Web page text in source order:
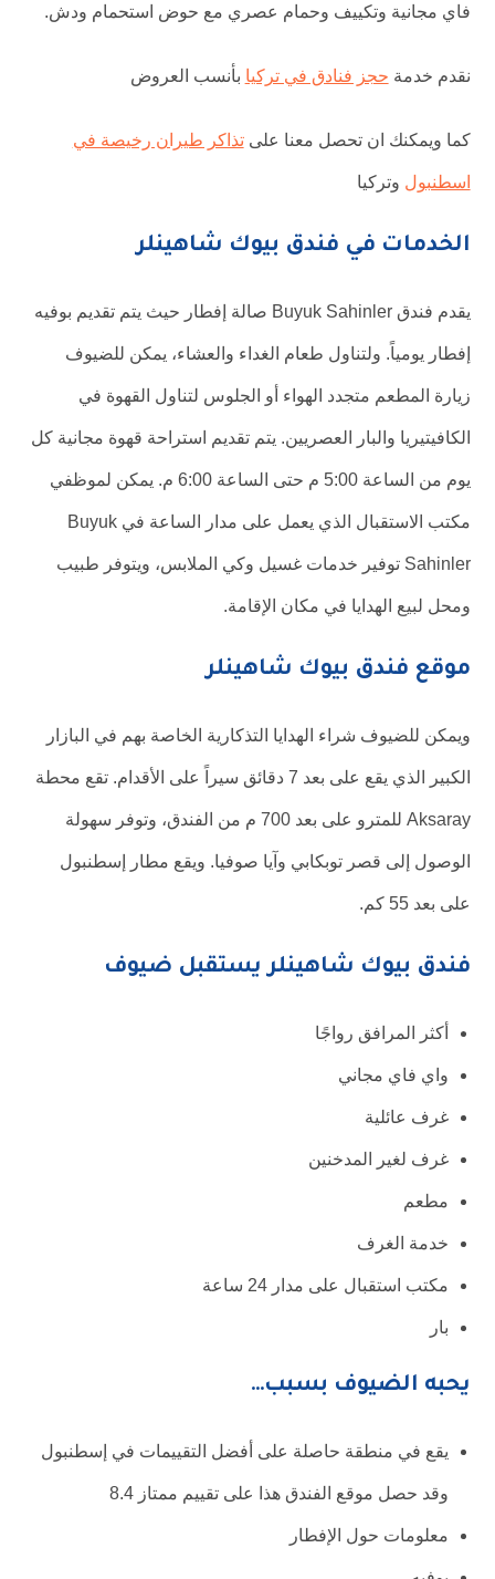
فاي مجانية وتكييف وحمام عصري مع حوض استحمام ودش.
نقدم خدمة حجز فنادق في تركيا بأنسب العروض
كما ويمكنك ان تحصل معنا علىتذاكر طيران رخيصة في
اسطنبول وتركيا
الخدمات في فندق بيوك شاهينلر
يقدم فندق Buyuk Sahinler صالة إفطار حيث يتم تقديم بوفيه
إفطار يومياً. ولتناول طعام الغداء والعشاء، يمكن للضيوف
زيارة المطعم متجدد الهواء أو الجلوس لتناول القهوة في
الكافيتيريا والبار العصريين. يتم تقديم استراحة قهوة مجانية كل
يوم من الساعة 5:00 م حتى الساعة 6:00 م. يمكن لموظفي
مكتب الاستقبال الذي يعمل على مدار الساعة في Buyuk
Sahinler توفير خدمات غسيل وكي الملابس، ويتوفر طبيب
ومحل لبيع الهدايا في مكان الإقامة.
موقع فندق بيوك شاهينلر
ويمكن للضيوف شراء الهدايا التذكارية الخاصة بهم في البازار
الكبير الذي يقع على بعد 7 دقائق سيراً على الأقدام. تقع محطة
Aksaray للمترو على بعد 700 م من الفندق، وتوفر سهولة
الوصول إلى قصر توبكابي وآيا صوفيا. ويقع مطار إسطنبول
على بعد 55 كم.
فندق بيوك شاهينلر يستقبل ضيوف
أكثر المرافق رواجًا
واي فاي مجاني
غرف عائلية
غرف لغير المدخنين
مطعم
خدمة الغرف
مكتب استقبال على مدار 24 ساعة
بار
يحبه الضيوف بسبب…
يقع في منطقة حاصلة على أفضل التقييمات في إسطنبول
وقد حصل موقع الفندق هذا على تقييم ممتاز 8.4
معلومات حول الإفطار